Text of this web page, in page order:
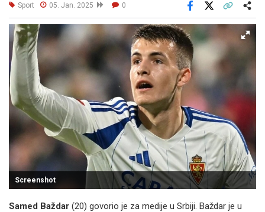
Sport 05. Jan. 2025 0
Facebook
Screenshot
Samed Baždar (20) govorio je za medije u Srbiji. Baždar je u